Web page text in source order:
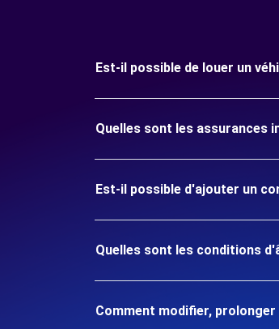
Est-il possible de louer un
Quelles sont les assurances
Est-il possible d'ajouter un
Quelles sont les conditions
Comment modifier,